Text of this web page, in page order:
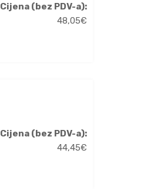
Cijena (bez PDV-a):
48,05€
Cijena (bez PDV-a):
44,45€